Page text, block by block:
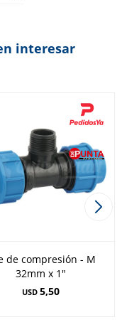
interesar
de compresión - M
32mm x 1"
USD 5,50